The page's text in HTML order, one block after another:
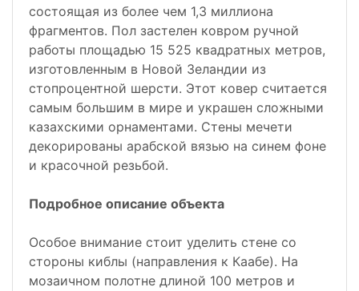
состоящая из более чем 1,3 миллиона
фрагментов. Пол застелен ковром ручной
работы площадью 15 525 квадратных метров,
изготовленным в Новой Зеландии из
стопроцентной шерсти. Этот ковер считается
самым большим в мире и украшен сложными
казахскими орнаментами. Стены мечети
декорированы арабской вязью на синем фоне
и красочной резьбой.
Подробное описание объекта
Особое внимание стоит уделить стене со
стороны киблы (направления к Каабе). На
мозаичном полотне длиной 100 метров и